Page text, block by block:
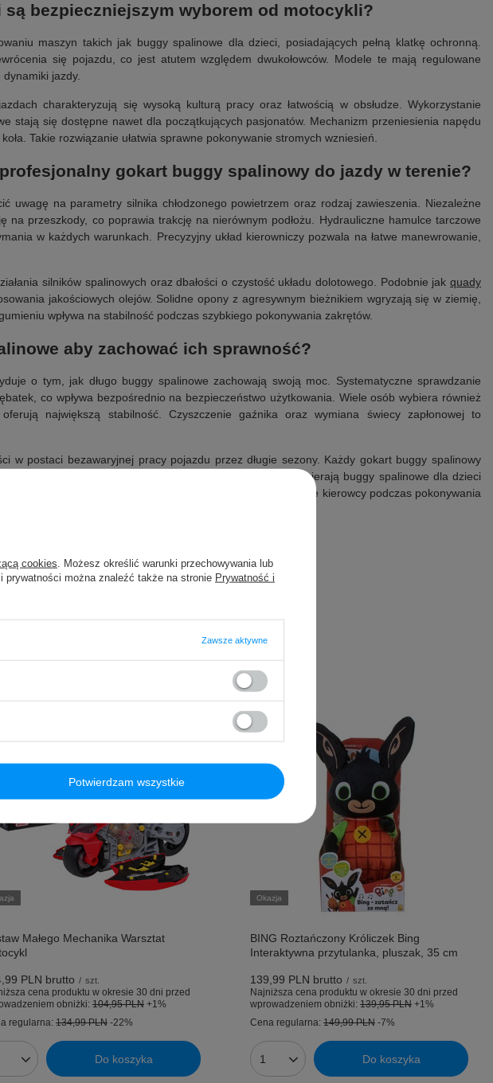
bezpieczniejszym wyborem od motocykli?
maszyn takich jak buggy spalinowe dla dzieci, posiadających pełną klatkę ochronną.
się pojazdu, co jest atutem względem dwukołowców. Modele te mają regulowane
jazdy.
charakteryzują się wysoką kulturą pracy oraz łatwością w obsłudze. Wykorzystanie
stają się dostępne nawet dla początkujących pasjonatów. Mechanizm przeniesienia napędu
Takie rozwiązanie ułatwia sprawne pokonywanie stromych wzniesień.
gokart buggy spalinowy do jazdy w terenie?
uwagę na parametry silnika chłodzonego powietrzem oraz rodzaj zawieszenia. Niezależne
na przeszkody, co poprawia trakcję na nierównym podłożu. Hydrauliczne hamulce tarczowe
w każdych warunkach. Precyzyjny układ kierowniczy pozwala na łatwe manewrowanie,
silników spalinowych oraz dbałości o czystość układu dolotowego. Podobnie jak quady
jakościowych olejów. Solidne opony z agresywnym bieżnikiem wgryzają się w ziemię,
wpływa na stabilność podczas szybkiego pokonywania zakrętów.
aby zachować ich sprawność?
o tym, jak długo buggy spalinowe zachowają swoją moc. Systematyczne sprawdzanie
co wpływa bezpośrednio na bezpieczeństwo użytkowania. Wiele osób wybiera również
największą stabilność. Czyszczenie gaźnika oraz wymiana świecy zapłonowej to
w postaci bezawaryjnej pracy pojazdu przez długie sezony. Każdy gokart buggy spalinowy
poprzez regularne przeglądy śrub. Rodzice często wybierają buggy spalinowe dla dzieci
Zrozumienie mechaniki pojazdu zwiększa pewność siebie kierowcy podczas pokonywania
Małego Mechanika Warsztat
PLN brutto / szt.
cena produktu w okresie 30 dni przed
obniżki: 104,95 PLN +1%
regularna: 134,99 PLN -22%
produktów Do koszyka
Okazja
BING Roztańczony Króliczek Bing
Interaktywna przytulanka, pluszak, 35 cm
139,99 PLN brutto / szt.
Najniższa cena produktu w okresie 30 dni przed
wprowadzeniem obniżki: 139,95 PLN +1%
Cena regularna: 149,99 PLN -7%
Ilość produktów Do koszyka
cookies . Możesz określić warunki przechowywania lub
prywatności można znaleźć także na stronie Prywatność i
Zawsze aktywne
Potwierdzam wszystkie